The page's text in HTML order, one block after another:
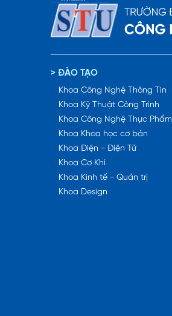
> ĐÀO TẠO
Khoa Công Nghệ Thông Tin
Khoa Kỹ Thuật Công Trình
Khoa Công Nghệ Thực Phẩm
Khoa Khoa học cơ bản
Khoa Điện - Điện Tử
Khoa Cơ Khí
Khoa Kinh tế - Quản trị
Khoa Design